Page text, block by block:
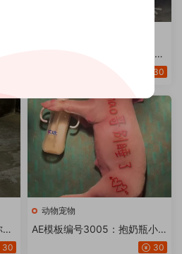
AE模板编号3112：猪看着你额
30
30
动物宠物
AE模板编号3005：抱奶瓶小
猪仔崽麦克风打呼噜身上改文30